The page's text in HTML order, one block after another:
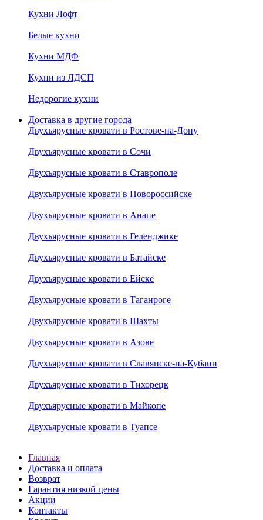
Кухни Лофт
Белые кухни
Кухни МДФ
Кухни из ЛДСП
Недорогие кухни
Доставка в другие города
Двухъярусные кровати в Ростове-на-Дону
Двухъярусные кровати в Сочи
Двухъярусные кровати в Ставрополе
Двухъярусные кровати в Новороссийске
Двухъярусные кровати в Анапе
Двухъярусные кровати в Геленджике
Двухъярусные кровати в Батайске
Двухъярусные кровати в Ейске
Двухъярусные кровати в Таганроге
Двухъярусные кровати в Шахты
Двухъярусные кровати в Азове
Двухъярусные кровати в Славянске-на-Кубани
Двухъярусные кровати в Тихорецк
Двухъярусные кровати в Майкопе
Двухъярусные кровати в Туапсе
Главная
Доставка и оплата
Возврат
Гарантия низкой цены
Акции
Контакты